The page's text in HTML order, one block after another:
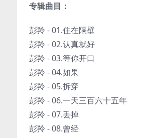
专辑曲目：
彭羚 - 01.住在隔壁
彭羚 - 02.认真就好
彭羚 - 03.等你开口
彭羚 - 04.如果
彭羚 - 05.拆穿
彭羚 - 06.一天三百六十五年
彭羚 - 07.丢掉
彭羚 - 08.曾经